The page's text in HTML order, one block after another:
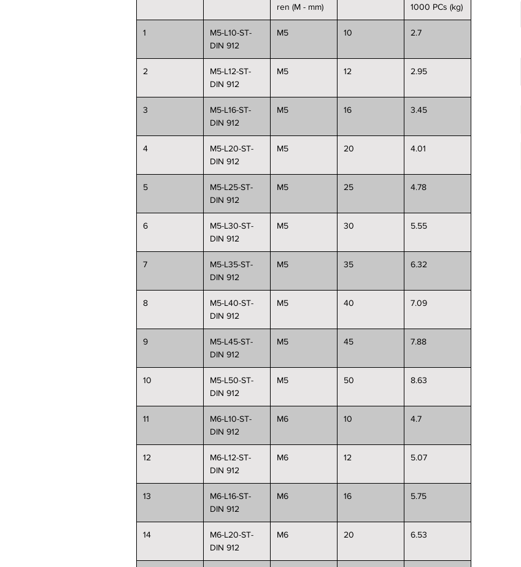
ren (M - mm)
1000 PCs (kg)
1
M5-L10-ST-
DIN 912
M5 10 2.7
2
M5-L12-ST-
DIN 912
M5 12 2.95
3
M5-L16-ST-
DIN 912
M5 16 3.45
4
M5-L20-ST-
DIN 912
M5 20 4.01
5
M5-L25-ST-
DIN 912
M5 25 4.78
6
M5-L30-ST-
DIN 912
M5 30 5.55
7
M5-L35-ST-
DIN 912
M5 35 6.32
8
M5-L40-ST-
DIN 912
M5 40 7.09
9
M5-L45-ST-
DIN 912
M5 45 7.88
10
M5-L50-ST-
DIN 912
M5 50 8.63
11
M6-L10-ST-
DIN 912
M6 10 4.7
12
M6-L12-ST-
DIN 912
M6 12 5.07
13
M6-L16-ST-
DIN 912
M6 16 5.75
14
M6-L20-ST-
DIN 912
M6 20 6.53